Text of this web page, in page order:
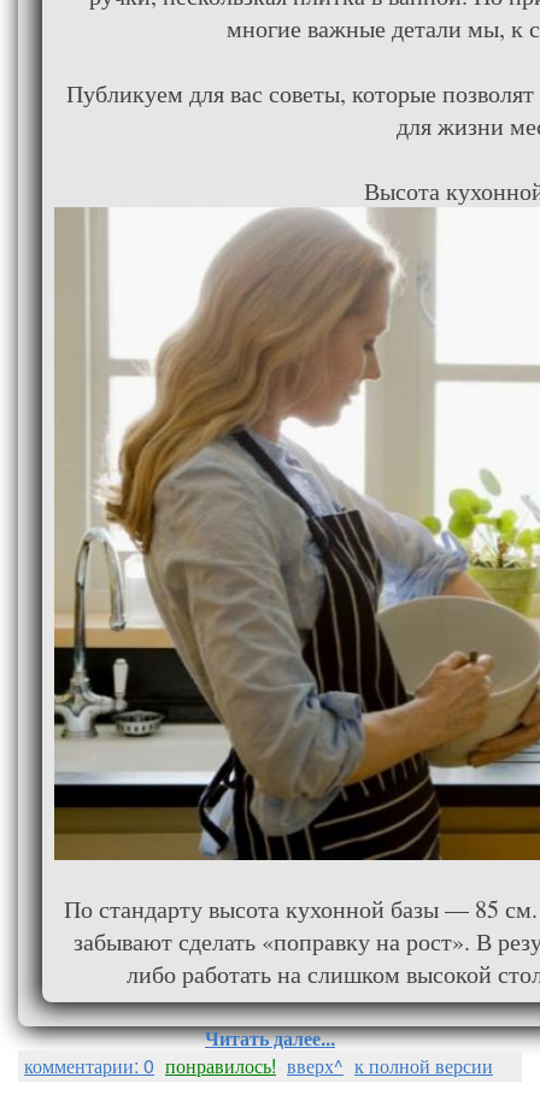
многие важные детали мы, к
Публикуем для вас советы, которые
для жизни
Высота
По стандарту высота кухонной базы — 85
забывают сделать «поправку на рост». В
либо работать на слишком высокой
Читать далее...
комментарии: 0 понравилось! вверх^ к полной версии